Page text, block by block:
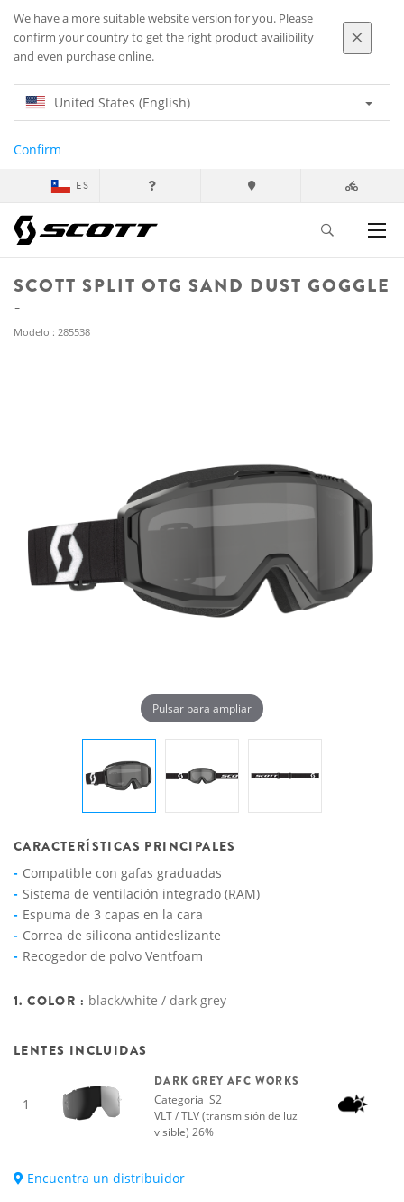
We have a more suitable website version for you. Please
confirm your country to get the right product availibility
and even purchase online.
United States (English)
Confirm
ES
SCOTT SPLIT OTG SAND DUST GOGGLE
Modelo : 285538
Pulsar para ampliar
CARACTERÍSTICAS PRINCIPALES
Compatible con gafas graduadas
Sistema de ventilación integrado (RAM)
Espuma de 3 capas en la cara
Correa de silicona antideslizante
Recogedor de polvo Ventfoam
1. COLOR : black/white / dark grey
LENTES INCLUIDAS
1
DARK GREY AFC WORKS
Categoria S2
VLT / TLV (transmisión de luz
visible) 26%
Encuentra un distribuidor